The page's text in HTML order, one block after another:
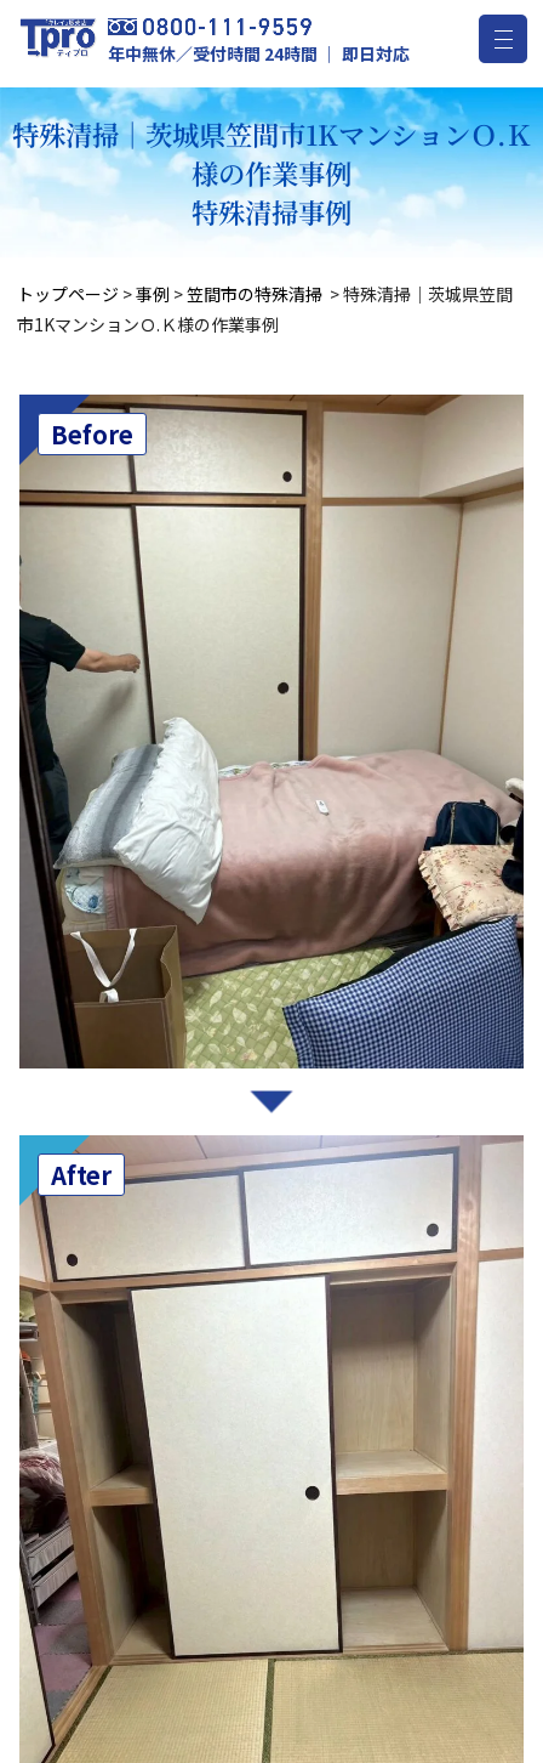
年中無休／受付時間 24時間 ｜ 即日対応
特殊清掃｜茨城県笠間市1KマンションＯ.Ｋ
様の作業事例
特殊清掃事例
トップページ >事例 >笠間市の特殊清掃 >特殊清掃｜茨城県笠間
市1KマンションＯ.Ｋ様の作業事例
Before
After